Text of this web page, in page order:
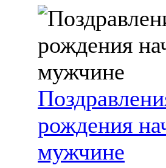
рождения
мужчине